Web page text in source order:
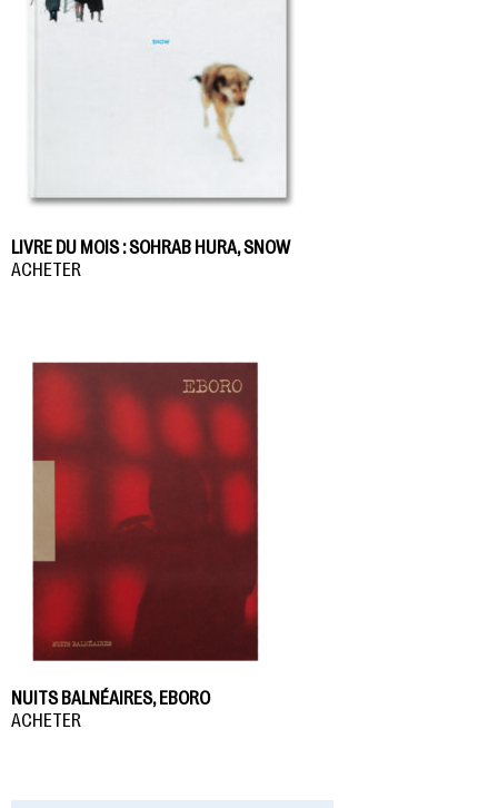
LIVRE DU MOIS : SOHRAB HURA, SNOW
ACHETER
NUITS BALNÉAIRES, EBORO
ACHETER